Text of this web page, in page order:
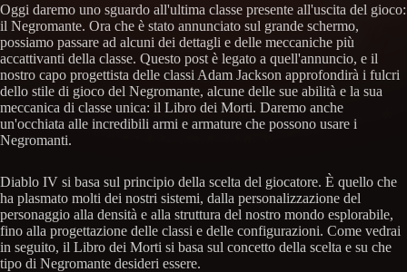
Oggi daremo uno sguardo all'ultima classe presente all'uscita del gioco:
il Negromante. Ora che è stato annunciato sul grande schermo,
possiamo passare ad alcuni dei dettagli e delle meccaniche più
accattivanti della classe. Questo post è legato a quell'annuncio, e il
nostro capo progettista delle classi Adam Jackson approfondirà i fulcri
dello stile di gioco del Negromante, alcune delle sue abilità e la sua
meccanica di classe unica: il Libro dei Morti. Daremo anche
un'occhiata alle incredibili armi e armature che possono usare i
Negromanti.
Diablo IV si basa sul principio della scelta del giocatore. È quello che
ha plasmato molti dei nostri sistemi, dalla personalizzazione del
personaggio alla densità e alla struttura del nostro mondo esplorabile,
fino alla progettazione delle classi e delle configurazioni. Come vedrai
in seguito, il Libro dei Morti si basa sul concetto della scelta e su che
tipo di Negromante desideri essere.